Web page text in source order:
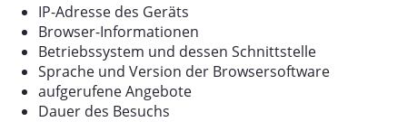
IP-Adresse des Geräts
Browser-Informationen
Betriebssystem und dessen Schnittstelle
Sprache und Version der Browsersoftware
aufgerufene Angebote
Dauer des Besuchs